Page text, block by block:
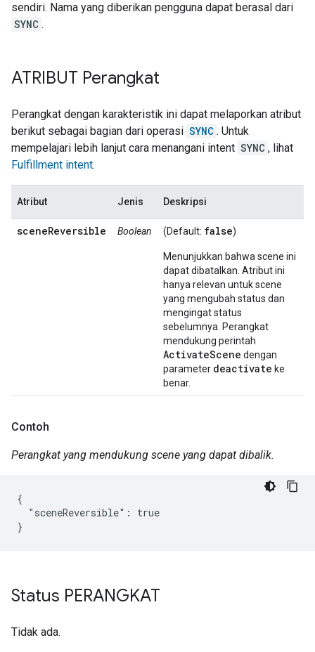
sendiri. Nama yang diberikan pengguna dapat berasal dari
SYNC .
ATRIBUT Perangkat
Perangkat dengan karakteristik ini dapat melaporkan atribut
berikut sebagai bagian dari operasi SYNC . Untuk
mempelajari lebih lanjut cara menangani intent SYNC , lihat
Fulfillment intent.
Atribut Jenis Deskripsi
sceneReversible Boolean (Default: false)
Menunjukkan bahwa scene ini
dapat dibatalkan. Atribut ini
hanya relevan untuk scene
yang mengubah status dan
mengingat status
sebelumnya. Perangkat
mendukung perintah
ActivateScene dengan
parameter deactivate ke
benar.
Contoh
Perangkat yang mendukung scene yang dapat dibalik.
{
  "sceneReversible": true
}
Status PERANGKAT
Tidak ada.